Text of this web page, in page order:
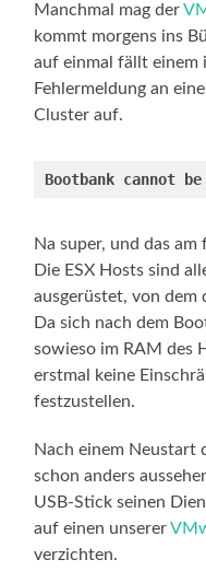
Manchmal mag der
kommt morgens ins
auf einmal fällt einem
Fehlermeldung an
Cluster auf.
Bootbank cannot
Na super, und das
Die ESX Hosts sind
ausgerüstet, von
Da sich nach dem
sowieso im RAM des
erstmal keine
festzustellen.
Nach einem Neustart
schon anders
USB-Stick seinen
auf einen unserer
verzichten.